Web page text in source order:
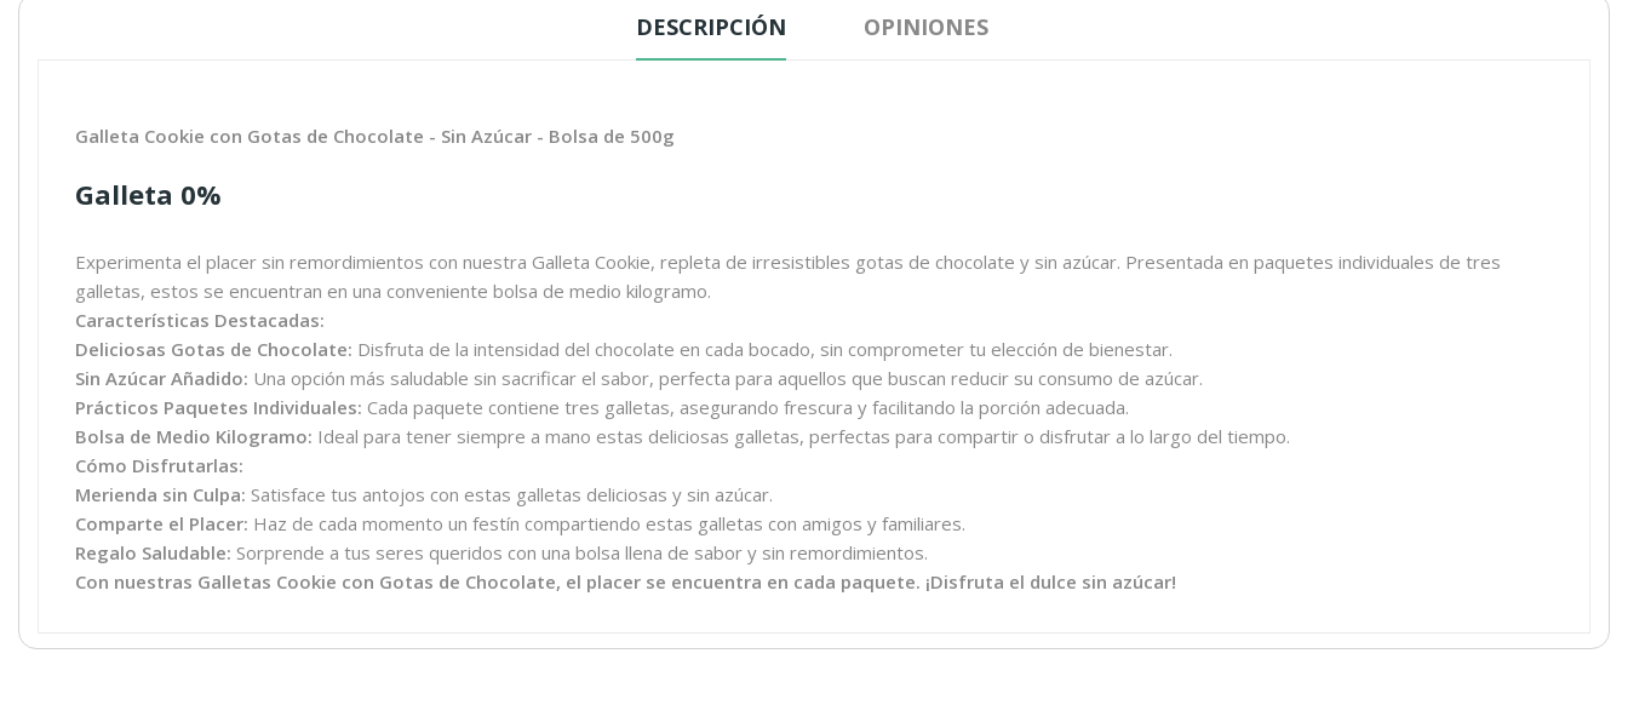
DESCRIPCIÓN OPINIONES
Galleta Cookie con Gotas de Chocolate - Sin Azúcar - Bolsa de 500g
Galleta 0%
Experimenta el placer sin remordimientos con nuestra Galleta Cookie, repleta de irresistibles gotas de chocolate y sin azúcar. Presentada en paquetes individuales de tres
galletas, estos se encuentran en una conveniente bolsa de medio kilogramo.
Características Destacadas:
Deliciosas Gotas de Chocolate: Disfruta de la intensidad del chocolate en cada bocado, sin comprometer tu elección de bienestar.
Sin Azúcar Añadido: Una opción más saludable sin sacrificar el sabor, perfecta para aquellos que buscan reducir su consumo de azúcar.
Prácticos Paquetes Individuales: Cada paquete contiene tres galletas, asegurando frescura y facilitando la porción adecuada.
Bolsa de Medio Kilogramo: Ideal para tener siempre a mano estas deliciosas galletas, perfectas para compartir o disfrutar a lo largo del tiempo.
Cómo Disfrutarlas:
Merienda sin Culpa: Satisface tus antojos con estas galletas deliciosas y sin azúcar.
Comparte el Placer: Haz de cada momento un festín compartiendo estas galletas con amigos y familiares.
Regalo Saludable: Sorprende a tus seres queridos con una bolsa llena de sabor y sin remordimientos.
Con nuestras Galletas Cookie con Gotas de Chocolate, el placer se encuentra en cada paquete. ¡Disfruta el dulce sin azúcar!